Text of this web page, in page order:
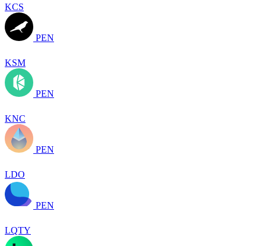
KCS
PEN
KSM
PEN
KNC
PEN
LDO
PEN
LQTY